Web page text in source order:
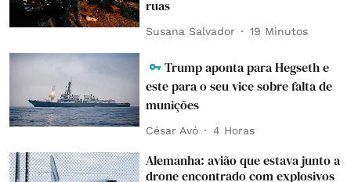
ruas
Susana Salvador 19 Minutos
Trump aponta para Hegseth e
este para o seu vice sobre falta de
munições
César Avó 4 Horas
Alemanha: avião que estava junto a
drone encontrado com explosivos